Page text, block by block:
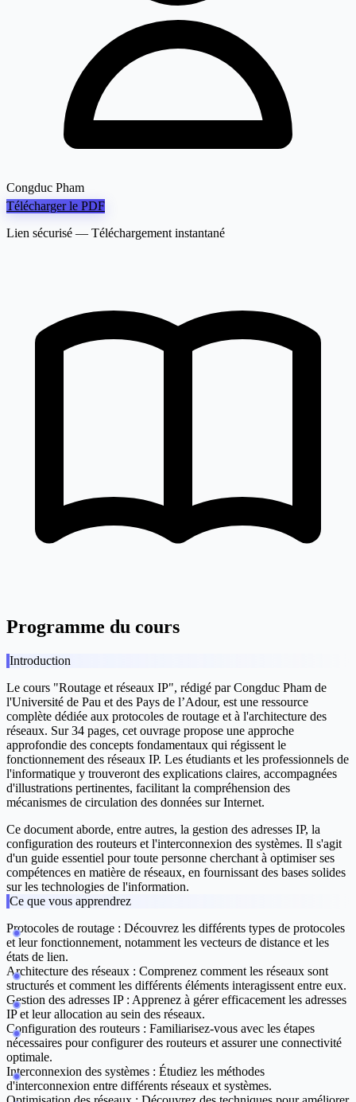
Congduc Pham
Télécharger le PDF
Lien sécurisé — Téléchargement instantané
Programme du cours
Introduction
Le cours "Routage et réseaux IP", rédigé par Congduc Pham de
l'Université de Pau et des Pays de l’Adour, est une ressource
complète dédiée aux protocoles de routage et à l'architecture des
réseaux. Sur 34 pages, cet ouvrage propose une approche
approfondie des concepts fondamentaux qui régissent le
fonctionnement des réseaux IP. Les étudiants et les professionnels de
l'informatique y trouveront des explications claires, accompagnées
d'illustrations pertinentes, facilitant la compréhension des
mécanismes de circulation des données sur Internet.
Ce document aborde, entre autres, la gestion des adresses IP, la
configuration des routeurs et l'interconnexion des systèmes. Il s'agit
d'un guide essentiel pour toute personne cherchant à optimiser ses
compétences en matière de réseaux, en fournissant des bases solides
sur les technologies de l'information.
Ce que vous apprendrez
Protocoles de routage : Découvrez les différents types de protocoles
et leur fonctionnement, notamment les vecteurs de distance et les
états de lien.
Architecture des réseaux : Comprenez comment les réseaux sont
structurés et comment les différents éléments interagissent entre eux.
Gestion des adresses IP : Apprenez à gérer efficacement les adresses
IP et leur allocation au sein des réseaux.
Configuration des routeurs : Familiarisez-vous avec les étapes
nécessaires pour configurer des routeurs et assurer une connectivité
optimale.
Interconnexion des systèmes : Étudiez les méthodes
d'interconnexion entre différents réseaux et systèmes.